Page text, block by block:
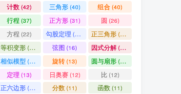
几何全等模型手册
计数(42) 三角形(40) 组合(40)
行程 (37) 正方形(31) 圆 (26)
方程 (22) 勾股定理 (19) 正三角形(19)
等积变形(18) 弦图 (16) 因式分解(15)
相似模型 (14) 旋转(13) 圆与扇形(13)
定理 (13) 日奥赛(12) 比(12)
正六边形(11) 分数(11) 函数(11)